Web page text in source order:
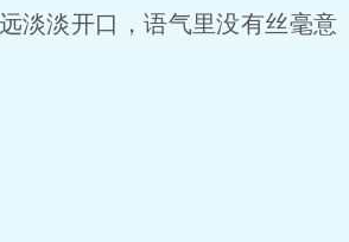
淡淡开口，语气里没有丝毫意